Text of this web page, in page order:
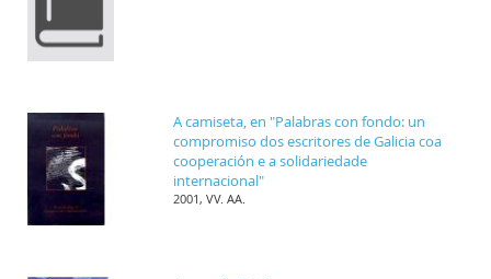
A camiseta, en "Palabras con fondo: un
compromiso dos escritores de Galicia coa
cooperación e a solidariedade
internacional"
2001, VV. AA.